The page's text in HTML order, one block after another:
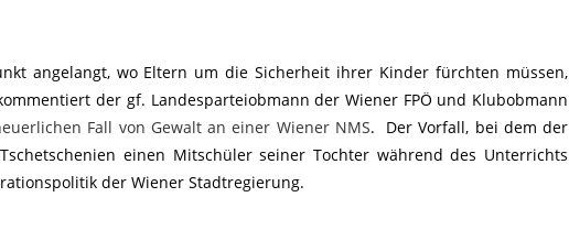
angelangt, wo Eltern um die Sicherheit ihrer Kinder fürchten müssen,
der gf. Landesparteiobmann der Wiener FPÖ und Klubobmann
Fall von Gewalt an einer Wiener NMS. Der Vorfall, bei dem der
einen Mitschüler seiner Tochter während des Unterrichts
der Wiener Stadtregierung.